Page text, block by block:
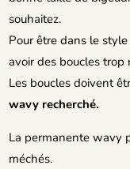
souhaitez.
Pour être dans le
avoir des boucles trop
Les boucles doivent
wavy recherché.
La permanente wavy
méchés.